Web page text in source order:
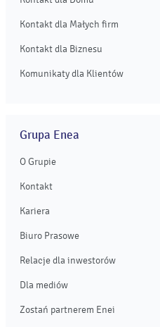
Kontakt dla Małych firm
Kontakt dla Biznesu
Komunikaty dla Klientów
Grupa Enea
O Grupie
Kontakt
Kariera
Biuro Prasowe
Relacje dla inwestorów
Dla mediów
Zostań partnerem Enei